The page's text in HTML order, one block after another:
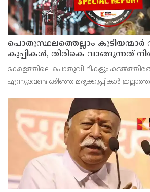
പൊതുസ്ഥലത്തെല്ലാം കുടിയന്മാര്‍
കുപ്പികള്‍, തിരികെ വാങ്ങുന്നത്
ഇത് ഇരട്ടിക്കും, കോടികളുടെ
നിര്‍ത്തിയത് എന്തിന്?
തീരുമാനമോ?
കേരളത്തിലെ പൊതുവീഥികളും
എന്നുവേണ്ട ഒഴിഞ്ഞ മദ്യക്കുപ്പികള്‍